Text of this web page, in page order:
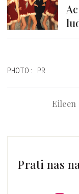
PHOTO: PR
Eileen
Prati nas